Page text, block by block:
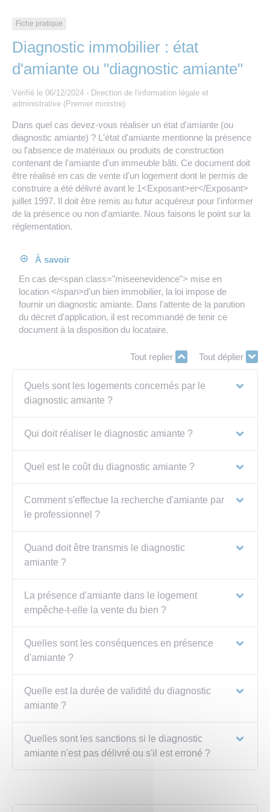
Travaux
Numérique
Nos publications
Fiche pratique
Diagnostic immobilier : état
d'amiante ou "diagnostic amiante"
Vérifié le 06/12/2024 - Direction de l'information légale et
administrative (Premier ministre)
Dans quel cas devez-vous réaliser un état d'amiante (ou
diagnostic amiante) ? L'état d'amiante mentionne la présence
ou l'absence de matériaux ou produits de construction
contenant de l'amiante d'un immeuble bâti. Ce document doit
être réalisé en cas de vente d'un logement dont le permis de
construire a été délivré avant le 1<Exposant>er</Exposant>
juillet 1997. Il doit être remis au futur acquéreur pour l'informer
de la présence ou non d'amiante. Nous faisons le point sur la
réglementation.
À savoir
En cas de<span class="miseenevidence"> mise en
location </span>d'un bien immobilier, la loi impose de
fournir un diagnostic amiante. Dans l'attente de la parution
du décret d'application, il est recommandé de tenir ce
document à la disposition du locataire.
Tout replier Tout déplier
Quels sont les logements concernés par le
diagnostic amiante ?
Qui doit réaliser le diagnostic amiante ?
Quel est le coût du diagnostic amiante ?
Comment s'effectue la recherche d'amiante par
le professionnel ?
Quand doit être transmis le diagnostic
amiante ?
La présence d'amiante dans le logement
empêche-t-elle la vente du bien ?
Quelles sont les conséquences en présence
d'amiante ?
Quelle est la durée de validité du diagnostic
amiante ?
Quelles sont les sanctions si le diagnostic
amiante n'est pas délivré ou s'il est erroné ?